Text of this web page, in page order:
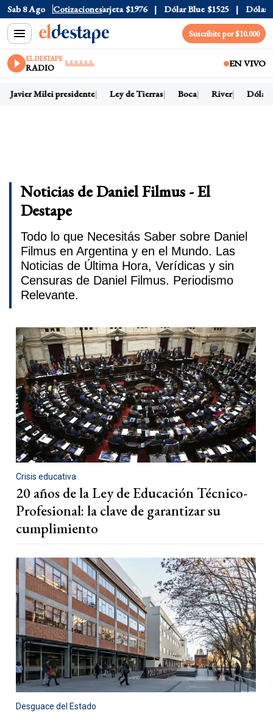
Sab 8 Ago Cotizaciones
$1520 Dólar Tarjeta $1976 Dólar Blue $1525 Dólar CCL
Suscribite por $10.000
EL DESTAPE
RADIO EN VIVO
Javier Milei presidente Ley de Tierras Boca River Dólar
Noticias de Daniel Filmus - El
Destape
Todo lo que Necesitás Saber sobre Daniel
Filmus en Argentina y en el Mundo. Las
Noticias de Última Hora, Verídicas y sin
Censuras de Daniel Filmus. Periodismo
Relevante.
Crisis educativa
20 años de la Ley de Educación Técnico-
Profesional: la clave de garantizar su
cumplimiento
Desguace del Estado